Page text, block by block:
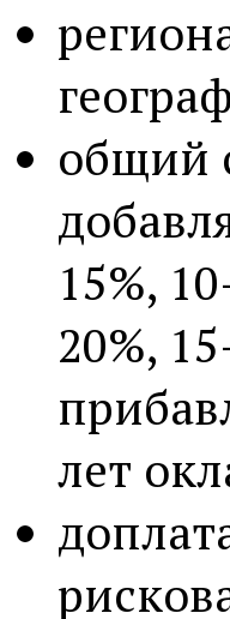
общий
15%,
20%,
лет